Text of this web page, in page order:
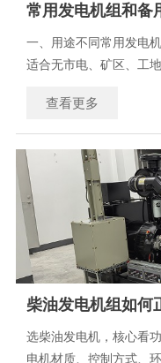
常用发电机组和备
一、用途不同常用发电
适合无市电、矿区、工
源，平时待机，市电断
院、写字楼、数据中心
急供电。发电机组 二、
查看更多
柴油发电机组如何
选柴油发电机，核心看
电机材质、控制方式、